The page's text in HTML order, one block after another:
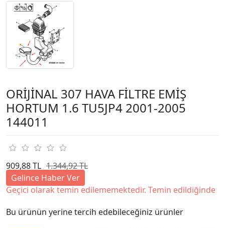
ORİJİNAL 307 HAVA FİLTRE EMİŞ
HORTUM 1.6 TU5JP4 2001-2005
144011
909,88 TL 1.344,92 TL
Gelince Haber Ver
Geçici olarak temin edilememektedir. Temin edildiğinde
Bu ürünün yerine tercih edebileceğiniz ürünler